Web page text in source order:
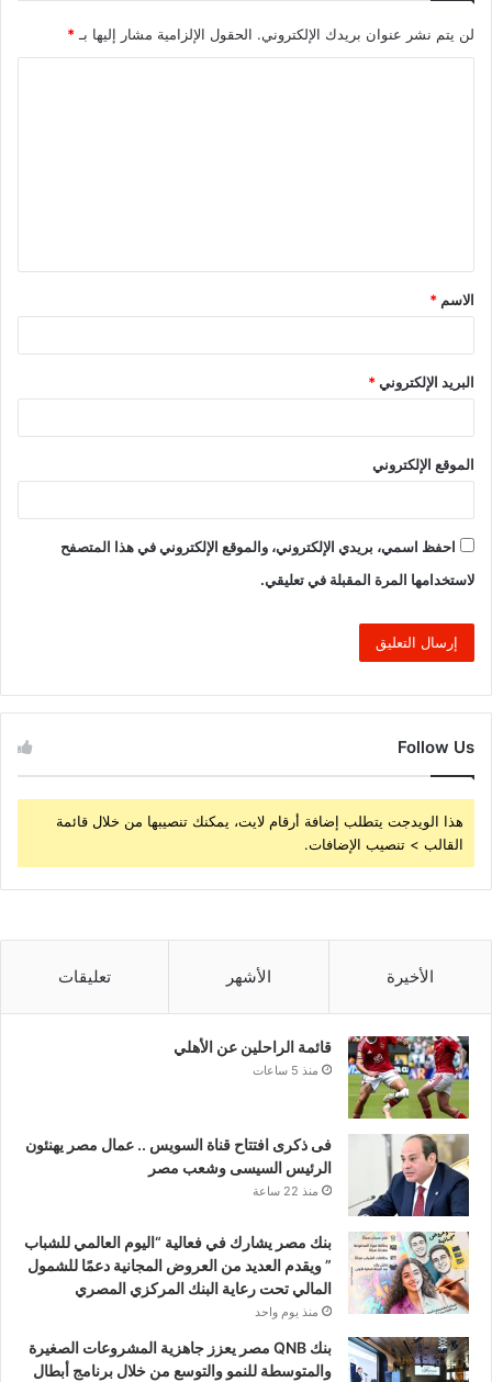
لن يتم نشر عنوان بريدك الإلكتروني. الحقول الإلزامية مشار إليها بـ*
ق
*
الاسم *
البريد الإلكتروني*
الموقع الإلكتروني
احفظ اسمي، بريدي الإلكتروني، والموقع الإلكتروني في هذا المتصفح
لاستخدامها المرة المقبلة في تعليقي.
Follow Us
هذا الويدجت يتطلب إضافة أرقام لايت، يمكنك تنصيبها من خلال قائمة
القالب > تنصيب الإضافات.
الأخيرة الأشهر تعليقات
قائمة الراحلين عن الأهلي
منذ 5 ساعات
فى ذكرى افتتاح قناة السويس .. عمال مصر يهنئون
الرئيس السيسى وشعب مصر
منذ 22 ساعة
بنك مصر يشارك في فعالية “اليوم العالمي للشباب
” ويقدم العديد من العروض المجانية دعمًا للشمول
المالي تحت رعاية البنك المركزي المصري
منذ يوم واحد
بنك QNB مصر يعزز جاهزية المشروعات الصغيرة
والمتوسطة للنمو والتوسع من خلال برنامج أبطال